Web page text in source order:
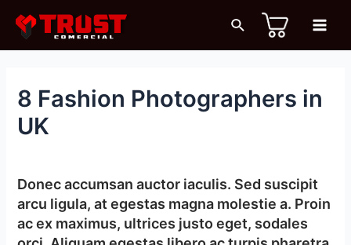
contenido
Buscar
8 Fashion Photographers in
UK
Donec accumsan auctor iaculis. Sed suscipit
arcu ligula, at egestas magna molestie a. Proin
ac ex maximus, ultrices justo eget, sodales